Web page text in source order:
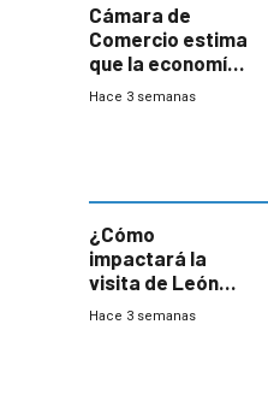
Cámara de
Comercio estima
que la economía
crecerá 1,6%
Hace 3 semanas
¿Cómo
impactará la
visita de León
XIV a Uruguay?
Hace 3 semanas